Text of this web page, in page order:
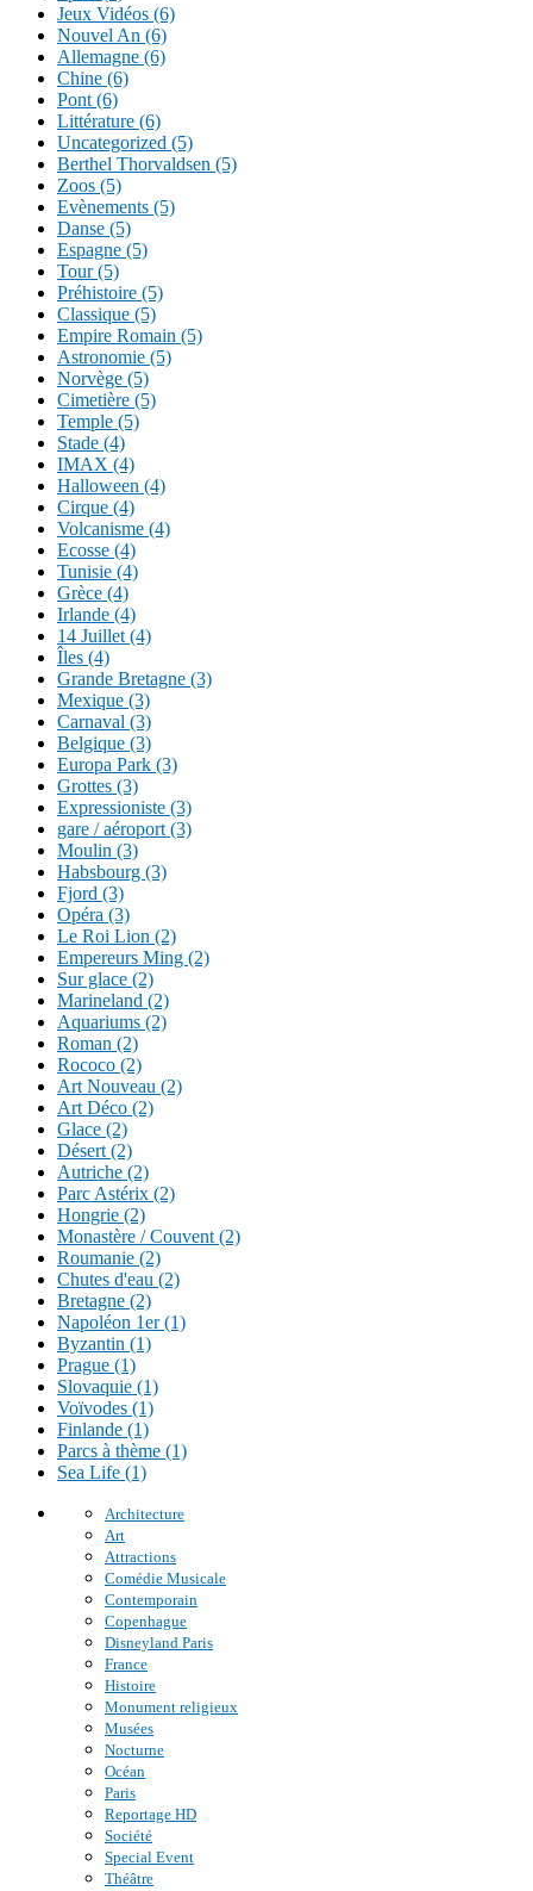
Jeux Vidéos (6)
Nouvel An (6)
Allemagne (6)
Chine (6)
Pont (6)
Littérature (6)
Uncategorized (5)
Berthel Thorvaldsen (5)
Zoos (5)
Evènements (5)
Danse (5)
Espagne (5)
Tour (5)
Préhistoire (5)
Classique (5)
Empire Romain (5)
Astronomie (5)
Norvège (5)
Cimetière (5)
Temple (5)
Stade (4)
IMAX (4)
Halloween (4)
Cirque (4)
Volcanisme (4)
Ecosse (4)
Tunisie (4)
Grèce (4)
Irlande (4)
14 Juillet (4)
Îles (4)
Grande Bretagne (3)
Mexique (3)
Carnaval (3)
Belgique (3)
Europa Park (3)
Grottes (3)
Expressioniste (3)
gare / aéroport (3)
Moulin (3)
Habsbourg (3)
Fjord (3)
Opéra (3)
Le Roi Lion (2)
Empereurs Ming (2)
Sur glace (2)
Marineland (2)
Aquariums (2)
Roman (2)
Rococo (2)
Art Nouveau (2)
Art Déco (2)
Glace (2)
Désert (2)
Autriche (2)
Parc Astérix (2)
Hongrie (2)
Monastère / Couvent (2)
Roumanie (2)
Chutes d'eau (2)
Bretagne (2)
Napoléon 1er (1)
Byzantin (1)
Prague (1)
Slovaquie (1)
Voïvodes (1)
Finlande (1)
Parcs à thème (1)
Sea Life (1)
Architecture
Art
Attractions
Comédie Musicale
Contemporain
Copenhague
Disneyland Paris
France
Histoire
Monument religieux
Musées
Nocturne
Océan
Paris
Reportage HD
Société
Special Event
Théâtre